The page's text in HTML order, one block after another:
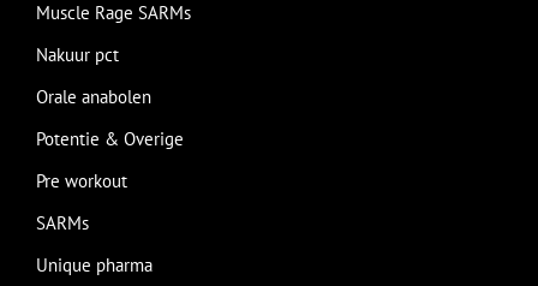
Muscle Rage SARMs
Nakuur pct
Orale anabolen
Potentie & Overige
Pre workout
SARMs
Unique pharma